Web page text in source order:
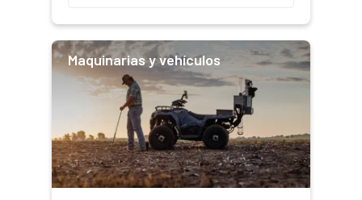
Maquinarias y vehículos